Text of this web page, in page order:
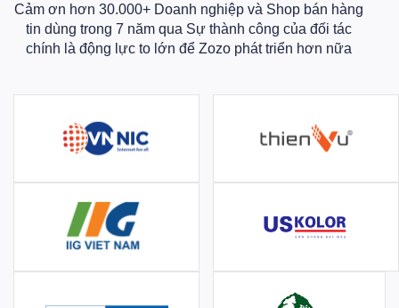
Cảm ơn hơn 30.000+ Doanh nghiệp và Shop bán hàng
tin dùng trong 7 năm qua Sự thành công của đối tác
chính là động lực to lớn để Zozo phát triển hơn nữa